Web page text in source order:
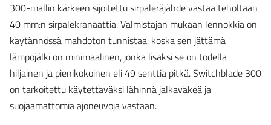
300-mallin kärkeen sijoitettu sirpaleräjähde vastaa teholtaan
40 mm:n sirpalekranaattia. Valmistajan mukaan lennokkia on
käytännössä mahdoton tunnistaa, koska sen jättämä
lämpöjälki on minimaalinen, jonka lisäksi se on todella
hiljainen ja pienikokoinen eli 49 senttiä pitkä. Switchblade 300
on tarkoitettu käytettäväksi lähinnä jalkaväkeä ja
suojaamattomia ajoneuvoja vastaan.